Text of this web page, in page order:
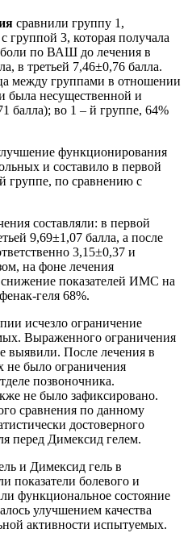
сравнили группу 1,
3, которая получала
боли по ВАШ до лечения в
в третьей 7,46±0,76 балла.
между группами в отношении
была несущественной и
балла); во 1 – й группе, 64%
функционирования
и составило в первой
группе, по сравнению с
составляли: в первой
9,69±1,07 балла, а после
3,15±0,37 и
на фоне лечения
показателей ИМС на
геля 68%.
исчезло ограничение
Выраженного ограничения
выявили. После лечения в
не было ограничения
позвоночника.
не было зафиксировано.
сравнения по данному
достоверного
перед Димексид гелем.
и Димексид гель в
показатели болевого и
функциональное состояние
улучшением качества
активности испытуемых.